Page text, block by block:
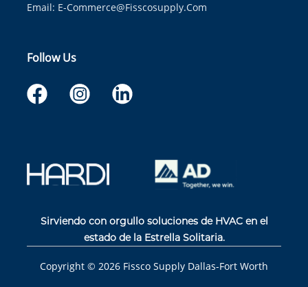
Email: E-Commerce@fisscosupply.com
Follow Us
Sirviendo con orgullo soluciones de HVAC en el
estado de la Estrella Solitaria.
Copyright © 2026 Fissco Supply Dallas-Fort Worth